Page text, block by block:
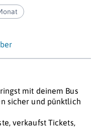
mit deinem Bus
sicher und pünktlich
verkaufst Tickets,